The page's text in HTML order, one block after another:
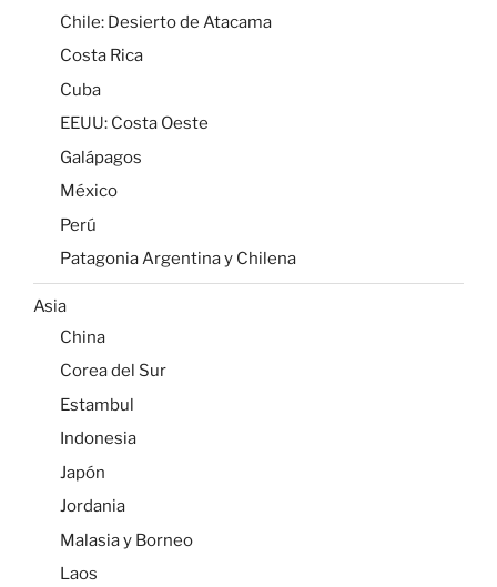
Chile: Desierto de Atacama
Costa Rica
Cuba
EEUU: Costa Oeste
Galápagos
México
Perú
Patagonia Argentina y Chilena
Asia
China
Corea del Sur
Estambul
Indonesia
Japón
Jordania
Malasia y Borneo
Laos